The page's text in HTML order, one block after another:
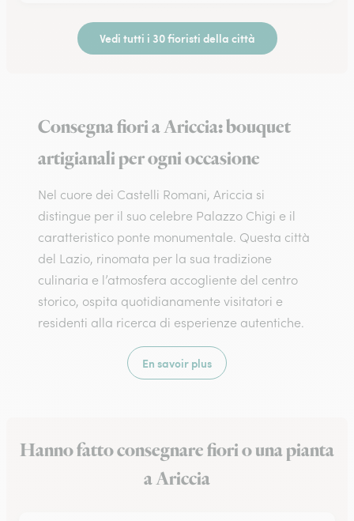
Vedi tutti i 30 fioristi della città
Consegna fiori a Ariccia: bouquet
artigianali per ogni occasione
Nel cuore dei Castelli Romani, Ariccia si
distingue per il suo celebre Palazzo Chigi e il
caratteristico ponte monumentale. Questa città
del Lazio, rinomata per la sua tradizione
culinaria e l’atmosfera accogliente del centro
storico, ospita quotidianamente visitatori e
residenti alla ricerca di esperienze autentiche.
En savoir plus
Hanno fatto consegnare fiori o una pianta
a Ariccia